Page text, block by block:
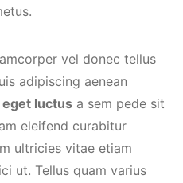
vel donec tellus
adipiscing aenean
eget luctus a sem pede sit
eleifend curabitur
ultricies vitae etiam
ut. Tellus quam varius